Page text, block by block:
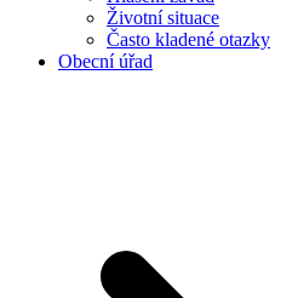
Životní situace
Často kladené otazky
Obecní úřad